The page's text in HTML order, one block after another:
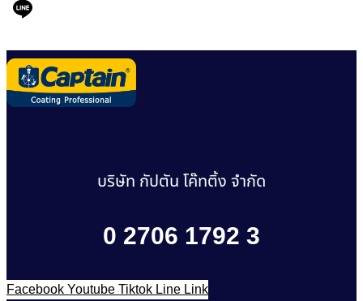
บริษัท กัปตัน โค๊ทติ้ง จำกัด
0 2706 1792 3
FacebookYoutubeTiktokLineLink